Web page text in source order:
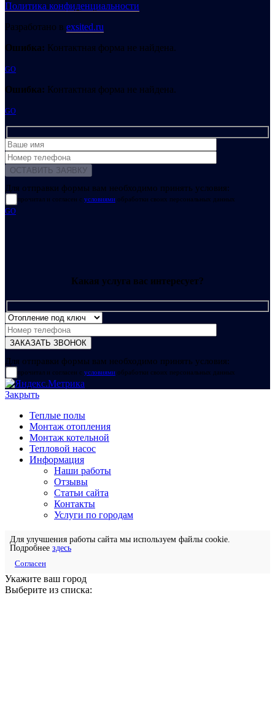
Политика конфиденциальности
Разработано в exsited.ru
Ошибка: Контактная форма не найдена.
GO
Ошибка: Контактная форма не найдена.
GO
Для отправки формы вам необходимо принять условия:
прочитал и согласен с условиями обработки своих персональных данных
GO
Какая услуга вас интересует?
Для отправки формы вам необходимо принять условия:
прочитал и согласен с условиями обработки своих персональных данных
Закрыть
Теплые полы
Монтаж отопления
Монтаж котельной
Тепловой насос
Информация
Наши работы
Отзывы
Статьи сайта
Контакты
Услуги по городам
Для улучшения работы сайта мы используем файлы cookie.
Подробнее здесь
Согласен
Укажите ваш город
Выберите из списка: